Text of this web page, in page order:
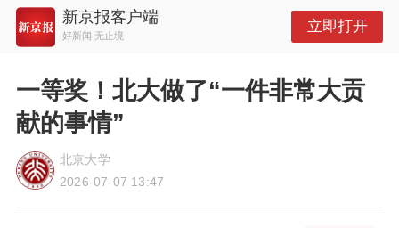
新京报客户端
好新闻 无止境
立即打开
一等奖！北大做了“一件非常大贡
献的事情”
北京大学
2026-07-07 13:47